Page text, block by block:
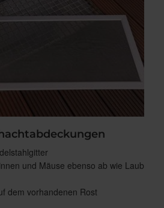
und Mäuse ebenso ab wie Laub
dem vorhandenen Rost